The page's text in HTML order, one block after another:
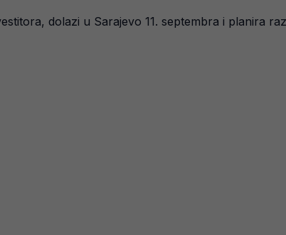
dolazi u Sarajevo 11. septembra i planira